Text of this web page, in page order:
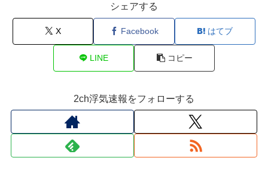
シェアする
X Facebook はてブ
LINE コピー
2ch浮気速報をフォローする